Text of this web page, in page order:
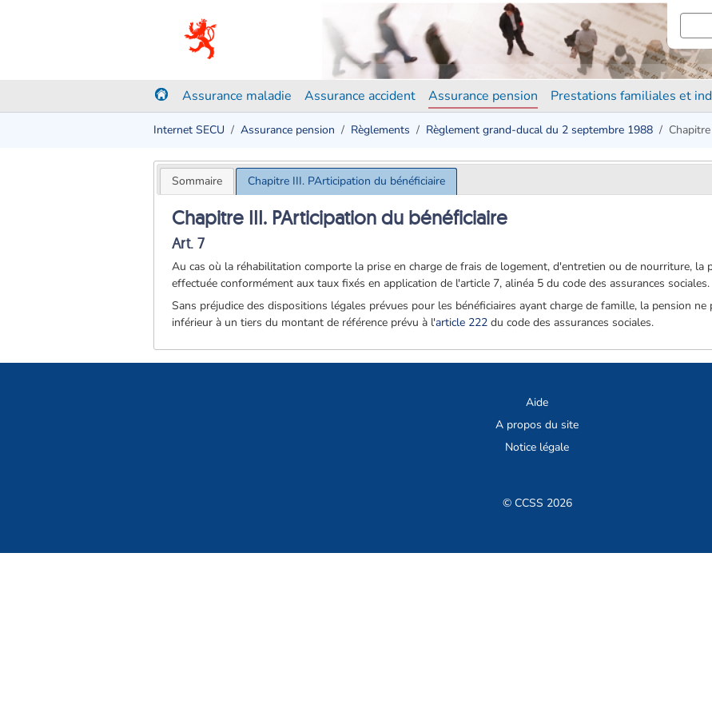
Assurance maladie Assurance accident Assurance pension Prestations familiales et
Internet SECU Assurance pension Règlements Règlement grand-ducal du 2 septembre 1988
Sommaire Chapitre III. PArticipation du bénéficiaire
Chapitre III. PArticipation du bénéficiaire
Art. 7
Au cas où la réhabilitation comporte la prise en charge de frais de logement, d'entretien ou de nourriture, la
effectuée conformément aux taux fixés en application de l'article 7, alinéa 5 du code des assurances sociales.
Sans préjudice des dispositions légales prévues pour les bénéficiaires ayant charge de famille, la pension
inférieur à un tiers du montant de référence prévu à l'article 222 du code des assurances sociales.
Aide
A propos du site
Notice légale
© CCSS 2026